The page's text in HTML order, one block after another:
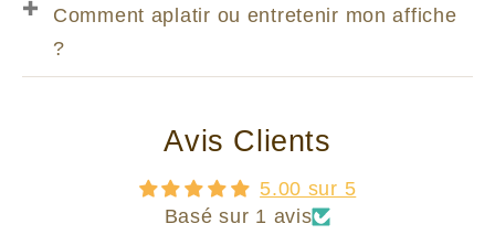
Comment aplatir ou entretenir mon affiche
?
Avis Clients
5.00 sur 5
Basé sur 1 avis